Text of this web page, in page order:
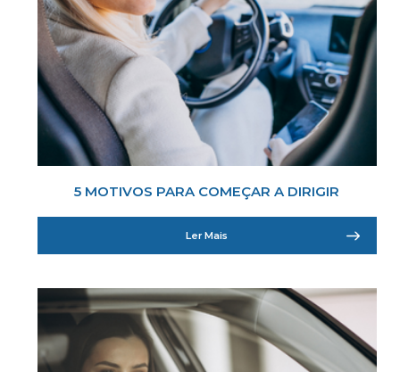
5 MOTIVOS PARA COMEÇAR A DIRIGIR
Ler Mais